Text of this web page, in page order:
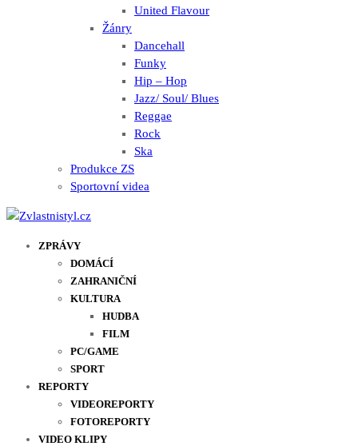
United Flavour
Žánry
Dancehall
Funky
Hip – Hop
Jazz/ Soul/ Blues
Reggae
Rock
Ska
Produkce ZS
Sportovní videa
ZPRÁVY
DOMÁCÍ
ZAHRANIČNÍ
KULTURA
HUDBA
FILM
PC/GAME
SPORT
REPORTY
VIDEOREPORTY
FOTOREPORTY
VIDEO KLIPY